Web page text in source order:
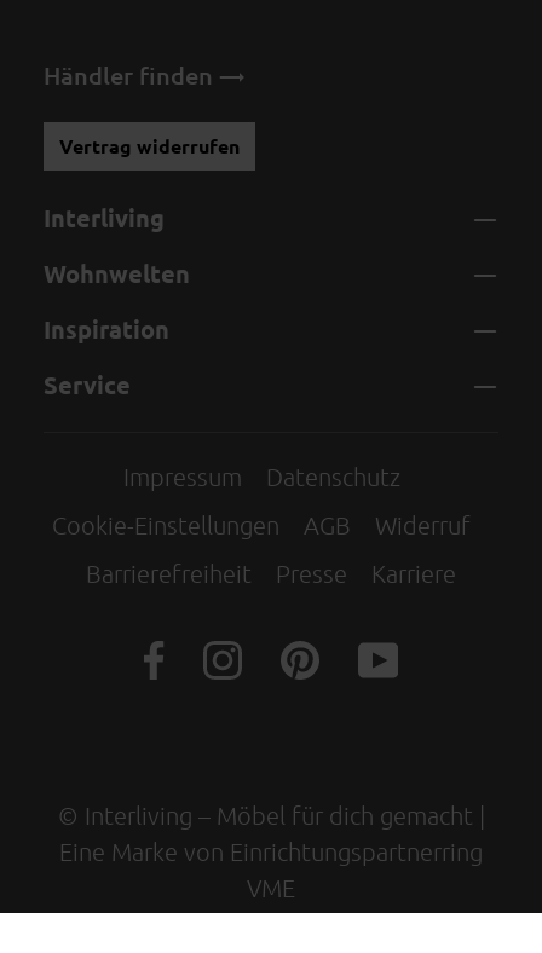
Händler finden
Vertrag widerrufen
Interliving
Wohnwelten
Inspiration
Service
Impressum
Datenschutz
Cookie-Einstellungen
AGB
Widerruf
Barrierefreiheit
Presse Karriere
© Interliving – Möbel für dich gemacht |
Eine Marke von Einrichtungspartnerring
VME